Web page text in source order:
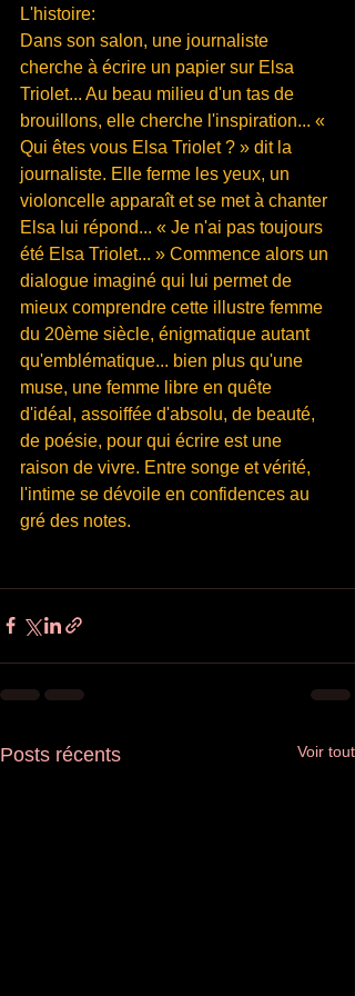
L'histoire:
Dans son salon, une journaliste
cherche à écrire un papier sur Elsa
Triolet... Au beau milieu d'un tas de
brouillons, elle cherche l'inspiration... «
Qui êtes vous Elsa Triolet ? » dit la
journaliste. Elle ferme les yeux, un
violoncelle apparaît et se met à chanter
Elsa lui répond... « Je n'ai pas toujours
été Elsa Triolet... » Commence alors un
dialogue imaginé qui lui permet de
mieux comprendre cette illustre femme
du 20ème siècle, énigmatique autant
qu'emblématique... bien plus qu'une
muse, une femme libre en quête
d'idéal, assoiffée d'absolu, de beauté,
de poésie, pour qui écrire est une
raison de vivre. Entre songe et vérité,
l'intime se dévoile en confidences au
gré des notes.
Posts récents Voir tout